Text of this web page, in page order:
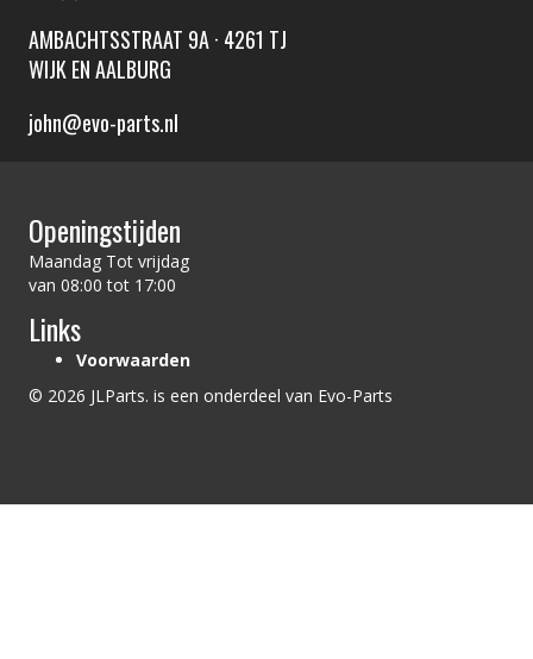
AMBACHTSSTRAAT 9A · 4261 TJ
WIJK EN AALBURG
john@evo-parts.nl
Openingstijden
Maandag Tot vrijdag
van 08:00 tot 17:00
Links
Voorwaarden
© 2026 JLParts. is een onderdeel van Evo-Parts